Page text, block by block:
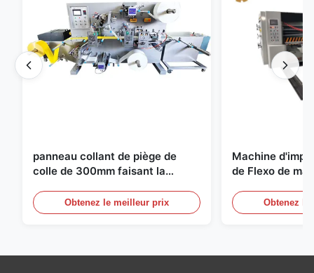
panneau collant de piège de
colle de 300mm faisant la
Obtenez le meilleur prix
Machine
de Flexo de
carton ondulé
Obtenez